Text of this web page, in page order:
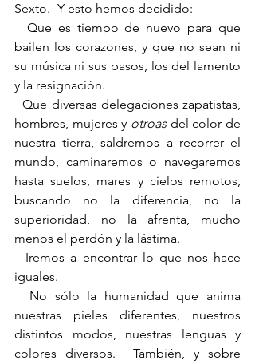
Sexto.- Y esto hemos decidido:
bailen los corazones, y que no sean ni
su música ni sus pasos, los del lamento
y la resignación.
  Que diversas delegaciones zapatistas,
hombres, mujeres y otroas del color de
nuestra tierra, saldremos a recorrer el
mundo, caminaremos o navegaremos
hasta suelos, mares y cielos remotos,
buscando no la diferencia, no la
superioridad, no la afrenta, mucho
menos el perdón y la lástima.
iguales.
nuestras pieles diferentes, nuestros
distintos modos, nuestras lenguas y
colores diversos.  También, y sobre